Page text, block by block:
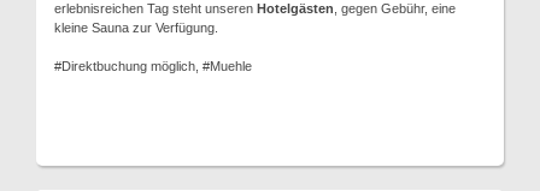
erlebnisreichen Tag steht unseren Hotelgästen , gegen Gebühr, eine
kleine Sauna zur Verfügung.
#Direktbuchung möglich, #Muehle